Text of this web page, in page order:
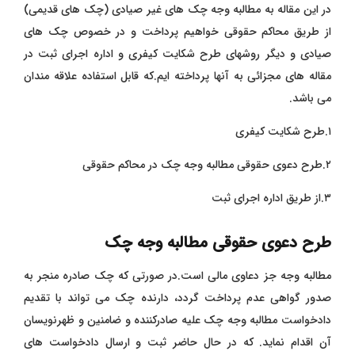
در این مقاله به مطالبه وجه چک های غیر صیادی (چک های قدیمی)
از طریق محاکم حقوقی خواهیم پرداخت و در خصوص چک های
صیادی و دیگر روشهای طرح شکایت کیفری و اداره اجرای ثبت در
مقاله های مجزائی به آنها پرداخته ایم.که قابل استفاده علاقه مندان
می باشد.
۱.طرح شکایت کیفری
۲.طرح دعوی حقوقی مطالبه وجه چک در محاکم حقوقی
۳.از طریق اداره اجرای ثبت
طرح دعوی حقوقی مطالبه وجه چک
مطالبه وجه جز دعاوی مالی است.در صورتی که چک صادره منجر به
صدور گواهی عدم پرداخت گردد، دارنده چک می تواند با تقدیم
دادخواست مطالبه وجه چک علیه صادرکننده و ضامنین و ظهرنویسان
آن اقدام نماید. که در حال حاضر ثبت و ارسال دادخواست های